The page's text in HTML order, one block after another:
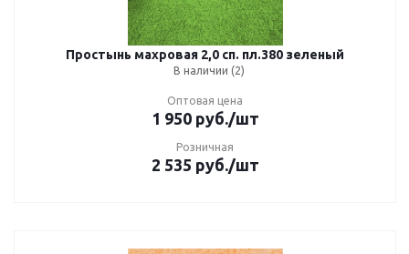
Простынь махровая 2,0 сп. пл.380 зеленый
В наличии (2)
Оптовая цена
1 950руб./шт
Розничная
2 535 руб./шт